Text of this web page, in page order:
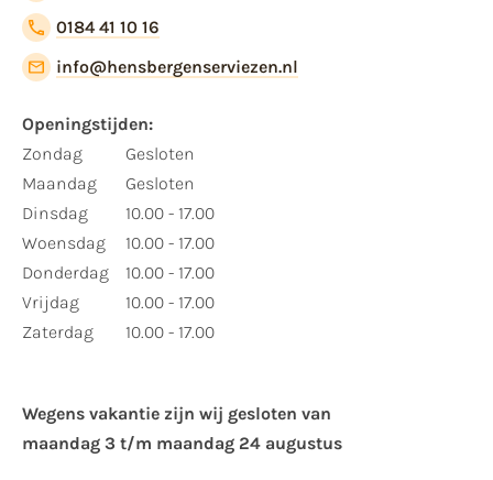
0184 41 10 16
info@hensbergenserviezen.nl
Openingstijden:
Zondag
Maandag
Dinsdag
Woensdag
Donderdag
Vrijdag
Zaterdag
Gesloten
Gesloten
10.00 - 17.00
10.00 - 17.00
10.00 - 17.00
10.00 - 17.00
10.00 - 17.00
Wegens vakantie zijn wij gesloten van ​
maandag 3 t/m maandag 24 augustus